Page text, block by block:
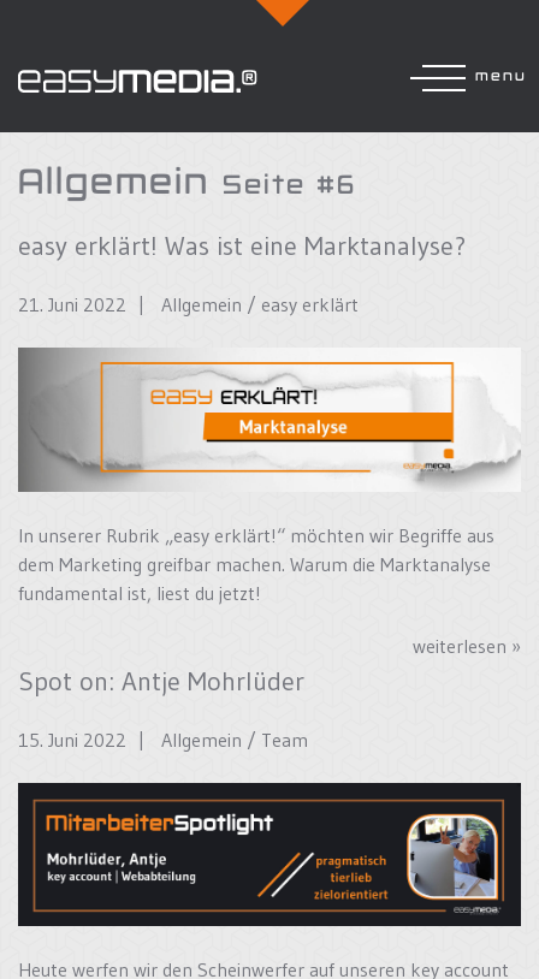
menu
Allgemein Seite #6
easy erklärt! Was ist eine Marktanalyse?
21. Juni 2022 | Allgemein / easy erklärt
In unserer Rubrik „easy erklärt!“ möchten wir Begriffe aus
dem Marketing greifbar machen. Warum die Marktanalyse
fundamental ist, liest du jetzt!
weiterlesen »
Spot on: Antje Mohrlüder
15. Juni 2022 | Allgemein / Team
Heute werfen wir den Scheinwerfer auf unseren key account